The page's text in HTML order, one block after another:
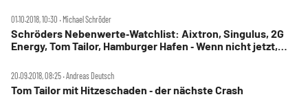
01.10.2018, 10:30 ‧ Michael Schröder
Schröders Nebenwerte‑Watchlist: Aixtron, Singulus, 2G
Energy, Tom Tailor, Hamburger Hafen ‑ Wenn nicht jetzt,
20.09.2018, 08:25 ‧ Andreas Deutsch
Tom Tailor mit Hitzeschaden ‑ der nächste Crash